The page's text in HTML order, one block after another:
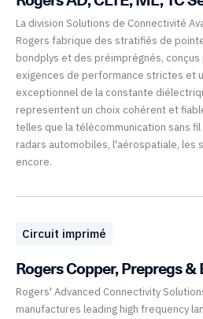
La division Solutions de Connectivité
Rogers fabrique des stratifiés de
bondplys et des préimprégnés,
exigences de performance strictes et
exceptionnel de la constante
representent un choix cohérent et
telles que la télécommunication sans
radars automobiles, l'aérospatiale, les
encore.
Circuit imprimé
Rogers Copper, Prepregs &
Rogers' Advanced Connectivity
manufactures leading high frequency